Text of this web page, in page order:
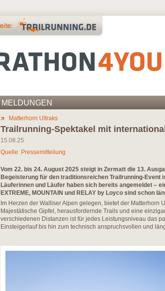
MELDUNGEN
Matterhorn Ultraks
Trailrunning-Spektakel mit
15.08.25
Quelle: Pressemitteilung
Vom 22. bis 24. August 2025 steigt in Zermatt die 13.
Begeisterung für den traditionsreichen Trailrunning-Event
Läuferinnen und Läufer haben sich bereits angemeldet –
EXTREME, MOUNTAIN und RELAY by Loyco sind schon
Im Herzen der Walliser Alpen gelegen, bietet der Matterhorn
Majestätische Gipfel, herausfordernde Trails und eine
verschiedenen Distanzen ist für jedes Leistungsniveau das
Einsteigerlauf bis hin zum technisch anspruchsvollen und